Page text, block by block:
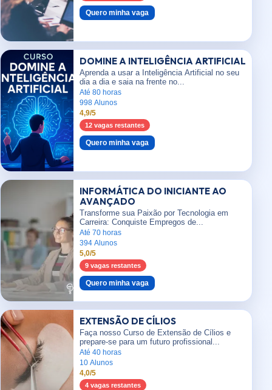
Quero minha vaga
DOMINE A INTELIGÊNCIA ARTIFICIAL
Aprenda a usar a Inteligência Artificial no seu
dia a dia e saia na frente no...
Até 80 horas
998 Alunos
4,9/5
12 vagas restantes
Quero minha vaga
INFORMÁTICA DO INICIANTE AO
AVANÇADO
Transforme sua Paixão por Tecnologia em
Carreira: Conquiste Empregos de...
Até 70 horas
394 Alunos
5,0/5
9 vagas restantes
Quero minha vaga
EXTENSÃO DE CÍLIOS
Faça nosso Curso de Extensão de Cílios e
prepare-se para um futuro profissional...
Até 40 horas
10 Alunos
4,0/5
4 vagas restantes